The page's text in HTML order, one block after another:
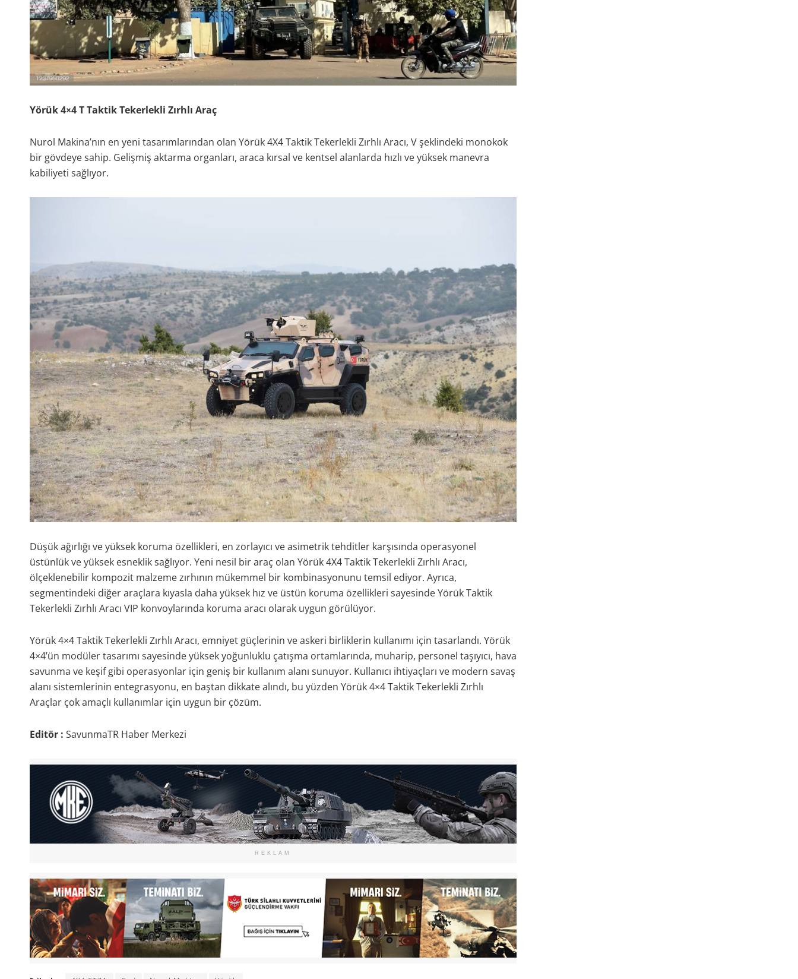
Yörük 4×4 T Taktik Tekerlekli Zırhlı Araç
Nurol Makina’nın en yeni tasarımlarından olan Yörük 4X4 Taktik Tekerlekli Zırhlı Aracı, V şeklindeki monokok
bir gövdeye sahip. Gelişmiş aktarma organları, araca kırsal ve kentsel alanlarda hızlı ve yüksek manevra
kabiliyeti sağlıyor.
Düşük ağırlığı ve yüksek koruma özellikleri, en zorlayıcı ve asimetrik tehditler karşısında operasyonel
üstünlük ve yüksek esneklik sağlıyor. Yeni nesil bir araç olan Yörük 4X4 Taktik Tekerlekli Zırhlı Aracı,
ölçeklenebilir kompozit malzeme zırhının mükemmel bir kombinasyonunu temsil ediyor. Ayrıca,
segmentindeki diğer araçlara kıyasla daha yüksek hız ve üstün koruma özellikleri sayesinde Yörük Taktik
Tekerlekli Zırhlı Aracı VIP konvoylarında koruma aracı olarak uygun görülüyor.
Yörük 4×4 Taktik Tekerlekli Zırhlı Aracı, emniyet güçlerinin ve askeri birliklerin kullanımı için tasarlandı. Yörük
4×4’ün modüler tasarımı sayesinde yüksek yoğunluklu çatışma ortamlarında, muharip, personel taşıyıcı, hava
savunma ve keşif gibi operasyonlar için geniş bir kullanım alanı sunuyor. Kullanıcı ihtiyaçları ve modern savaş
alanı sistemlerinin entegrasyonu, en baştan dikkate alındı, bu yüzden Yörük 4×4 Taktik Tekerlekli Zırhlı
Araçlar çok amaçlı kullanımlar için uygun bir çözüm.
Editör : SavunmaTR Haber Merkezi
REKLAM